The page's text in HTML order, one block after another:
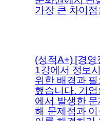
가장 큰 차이
(성적A+) [경
1강에서 정보
위한 배경과
했습니다. 기
에서 발생한
해 문제점과